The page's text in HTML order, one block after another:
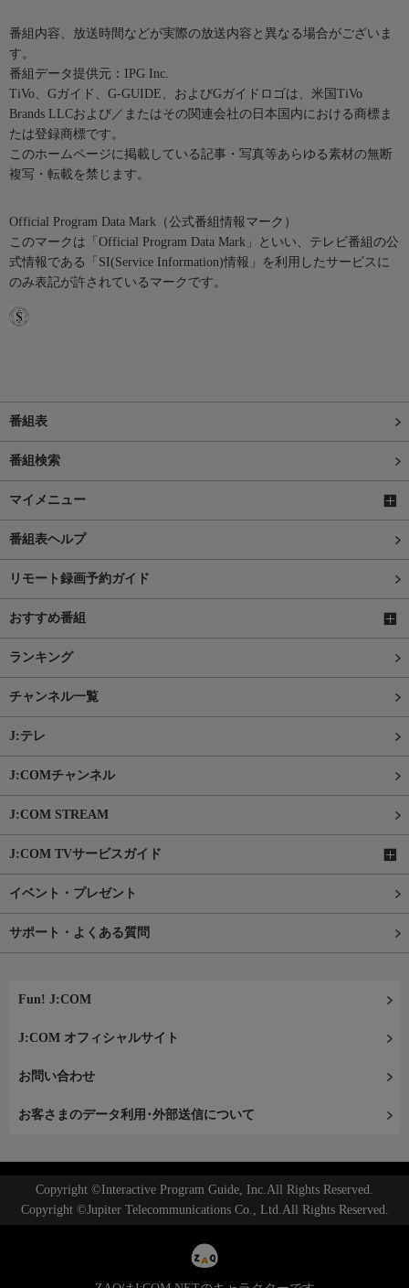
番組内容、放送時間などが実際の放送内容と異なる場合がございま
す。
番組データ提供元：IPG Inc.
TiVo、Gガイド、G-GUIDE、およびGガイドロゴは、米国TiVo
Brands LLCおよび／またはその関連会社の日本国内における商標ま
たは登録商標です。
このホームページに掲載している記事・写真等あらゆる素材の無断
複写・転載を禁じます。
Official Program Data Mark（公式番組情報マーク）
このマークは「Official Program Data Mark」といい、テレビ番組の公
式情報である「SI(Service Information)情報」を利用したサービスに
のみ表記が許されているマークです。
番組表
番組検索
マイメニュー
番組表ヘルプ
リモート録画予約ガイド
おすすめ番組
ランキング
チャンネル一覧
J:テレ
J:COMチャンネル
J:COM STREAM
J:COM TVサービスガイド
イベント・プレゼント
サポート・よくある質問
Fun! J:COM
J:COM オフィシャルサイト
お問い合わせ
お客さまのデータ利用･外部送信について
Copyright ©Interactive Program Guide, Inc.All Rights Reserved.
Copyright ©Jupiter Telecommunications Co., Ltd.All Rights Reserved.